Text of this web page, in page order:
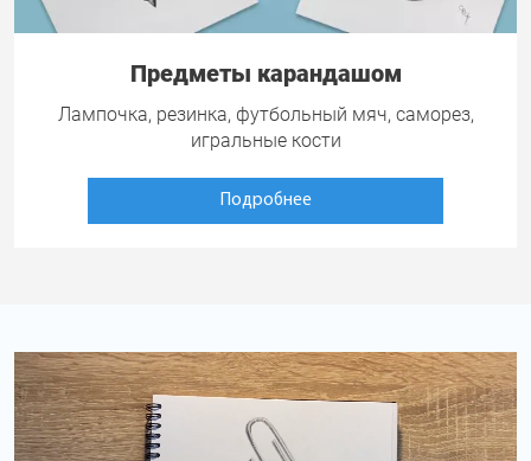
Предметы карандашом
Лампочка, резинка, футбольный мяч, саморез,
игральные кости
Подробнее